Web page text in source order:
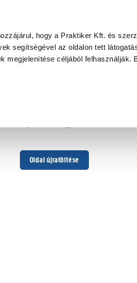
hogy a Praktiker Kft. és
segítségével az oldalon tett
megjelenítése céljából felhasználják.
Oldal újratöltése